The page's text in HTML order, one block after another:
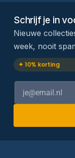
Schrijf je in
Nieuwe
week, nooit
✦ 10% korting